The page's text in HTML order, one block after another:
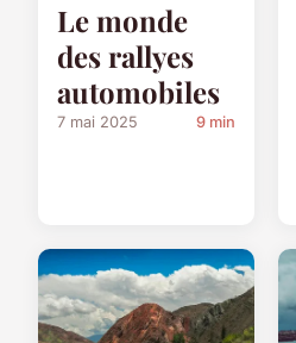
Le monde
des rallyes
automobiles
7 mai 2025 9 min